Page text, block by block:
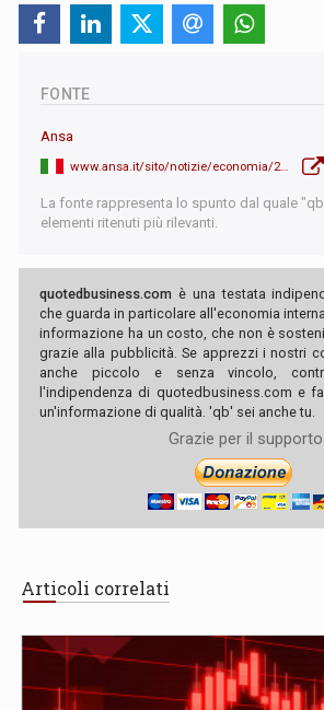
FONTE
Ansa
La fonte rappresenta lo spunto dal quale
elementi ritenuti più rilevanti.
quotedbusiness.com è una testata
che guarda in particolare all'economia
informazione ha un costo, che non è
grazie alla pubblicità. Se apprezzi i nostri
anche piccolo e senza vincolo,
l'indipendenza di quotedbusiness.com e
un'informazione di qualità. 'qb' sei anche tu.
Grazie per il supporto
Articoli correlati